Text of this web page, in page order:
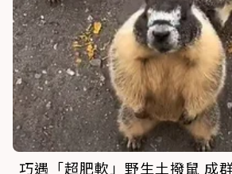
巧遇「超肥軟」野生土撥鼠 成